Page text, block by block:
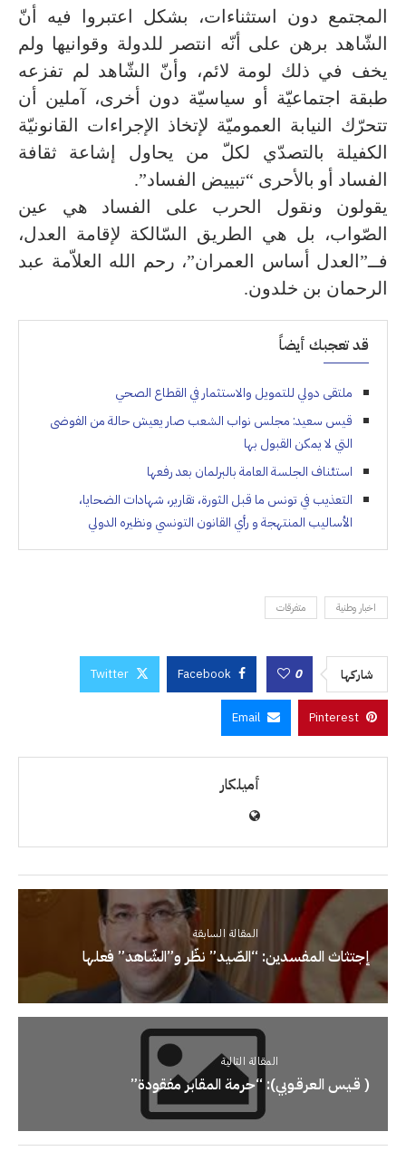
المجتمع دون استثناءات، بشكل اعتبروا فيه أنّ
الشّاهد برهن على أنّه انتصر للدولة وقوانيها ولم
يخف في ذلك لومة لائم، وأنّ الشّاهد لم تفزعه
طبقة اجتماعيّة أو سياسيّة دون أخرى، آملين أن
تتحرّك النيابة العموميّة لإتخاذ الإجراءات القانونيّة
الكفيلة بالتصدّي لكلّ من يحاول إشاعة ثقافة
الفساد أو بالأحرى “تبييض الفساد”.
يقولون ونقول الحرب على الفساد هي عين
الصّواب، بل هي الطريق السّالكة لإقامة العدل،
فــ”العدل أساس العمران”، رحم الله العلاّمة عبد
الرحمان بن خلدون.
قد تعجبك أيضاً
ملتقى دولي للتمويل والاستثمار في القطاع الصحي
قيس سعيد: مجلس نواب الشعب صار يعيش حالة من الفوضى
التي لا يمكن القبول بها
استئناف الجلسة العامة بالبرلمان بعد رفعها
التعذيب في تونس ما قبل الثورة، تقارير، شهادات الضحايا،
الأساليب المنتهجة و رأي القانون التونسي ونظيره الدولي
اخبار وطنية متفرقات
شاركها 0
Facebook
Twitter
Pinterest
Email
أميلكار
المقالة السابقة
إجتثاث المفسدين: “الصّيد” نظّر و”الشّاهد” فعلها
المقالة التالية
( قـيس الـعرقـوبي): “حرمة المقابر مفقودة”